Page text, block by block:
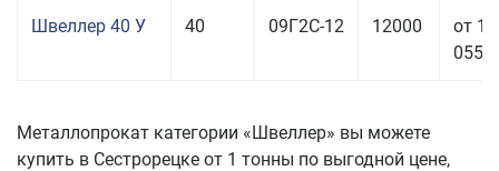
Швеллер 40 У 40 09Г2С-12 12000
от
Металлопрокат категории «Швеллер» вы можете
купить в Сестрорецке от 1 тонны по выгодной цене,